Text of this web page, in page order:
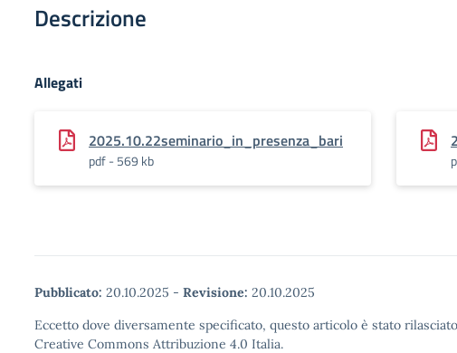
Descrizione
Allegati
2025.10.22seminario_in_presenza_bari
pdf - 569 kb
Pubblicato: 20.10.2025 - Revisione: 20.10.2025
Eccetto dove diversamente specificato, questo articolo è stato
Creative Commons Attribuzione 4.0 Italia.